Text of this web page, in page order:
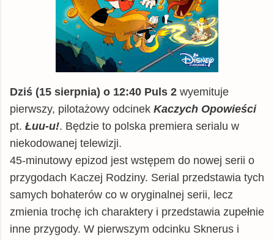
Dziś (15 sierpnia) o 12:40 Puls 2 wyemituje
pierwszy, pilotażowy odcinek Kaczych Opowieści
pt. Łuu-u!. Będzie to polska premiera serialu w
niekodowanej telewizji.
45-minutowy epizod jest wstępem do nowej serii o
przygodach Kaczej Rodziny. Serial przedstawia tych
samych bohaterów co w oryginalnej serii, lecz
zmienia trochę ich charaktery i przedstawia zupełnie
inne przygody. W pierwszym odcinku Sknerus i